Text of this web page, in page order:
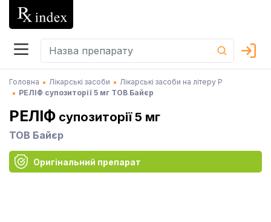
Головна Лікарські засоби
Лікарські засоби на літеру Р
РЕЛІФ супозиторії 5 мг ТОВ Байєр
РЕЛІФ супозиторії 5 мг
ТОВ Байєр
Оригінальний препарат